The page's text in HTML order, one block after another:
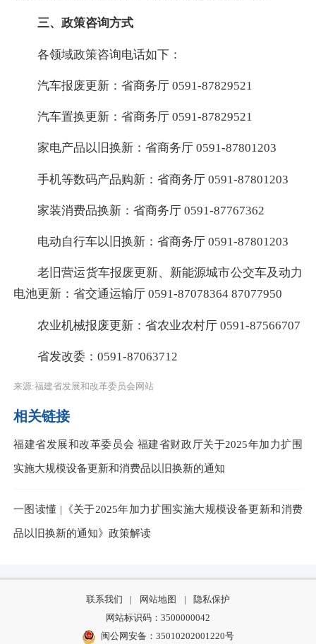
三、政策咨询方式
各领域政策咨询电话如下：
汽车报废更新：省商务厅 0591-87829521
汽车置换更新：省商务厅 0591-87829521
家电产品以旧换新：省商务厅 0591-87801203
手机等数码产品购新：省商务厅 0591-87801203
家装消费品换新：省商务厅 0591-87767362
电动自行车以旧换新：省商务厅 0591-87801203
老旧营运货车报废更新、新能源城市公交车及动力
电池更新：省交通运输厅 0591-87078364 87077950
农业机械报废更新：省农业农村厅 0591-87566707
省发改委：0591-87063712
来源:福建省发展和改革委员会网站
相关链接
福建省发展和改革委员会 福建省财政厅关于2025年加力扩围
实施大规模设备更新和消费品以旧换新的通知
一图读懂 |《关于2025年加力扩围实施大规模设备更新和消费
品以旧换新的通知》政策解读
联系我们 | 网站地图 |
隐私保护
网站标识码：3500000042
闽公网安备：35010202001220号